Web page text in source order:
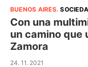
BUENOS AIRES.
Con una
un camino que
Zamora
24. 11. 2021